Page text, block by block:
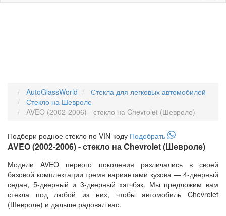
AutoGlassWorld
Стекла для легковых автомобилей
Стекло на Шевроле
AVEO (2002-2006) - стекло на Chevrolet (Шевроле)
Подбери родное стекло по VIN-коду Подобрать
AVEO (2002-2006) - стекло на Chevrolet (Шевроле)
Модели AVEO первого поколения различались в своей
базовой комплектации тремя вариантами кузова — 4-дверный
седан, 5-дверный и 3-дверный хэтчбэк. Мы предложим вам
стекла под любой из них, чтобы автомобиль Chevrolet
(Шевроле) и дальше радовал вас.